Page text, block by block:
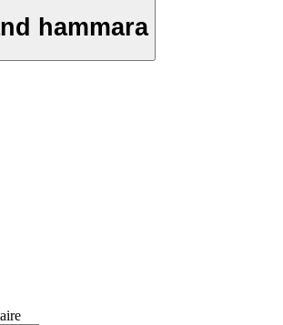
hammara